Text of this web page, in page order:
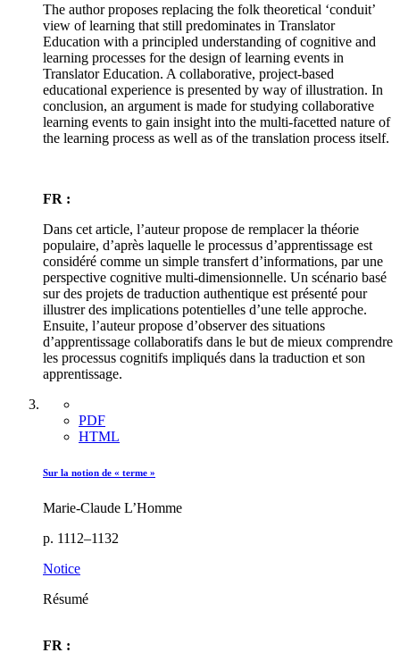
The author proposes replacing the folk theoretical ‘conduit’
view of learning that still predominates in Translator
Education with a principled understanding of cognitive and
learning processes for the design of learning events in
Translator Education. A collaborative, project-based
educational experience is presented by way of illustration. In
conclusion, an argument is made for studying collaborative
learning events to gain insight into the multi-facetted nature of
the learning process as well as of the translation process itself.
FR :
Dans cet article, l’auteur propose de remplacer la théorie
populaire, d’après laquelle le processus d’apprentissage est
considéré comme un simple transfert d’informations, par une
perspective cognitive multi-dimensionnelle. Un scénario basé
sur des projets de traduction authentique est présenté pour
illustrer des implications potentielles d’une telle approche.
Ensuite, l’auteur propose d’observer des situations
d’apprentissage collaboratifs dans le but de mieux comprendre
les processus cognitifs impliqués dans la traduction et son
apprentissage.
PDF
HTML
Sur la notion de « terme »
Marie-Claude L’Homme
p. 1112–1132
Notice
Résumé
FR :